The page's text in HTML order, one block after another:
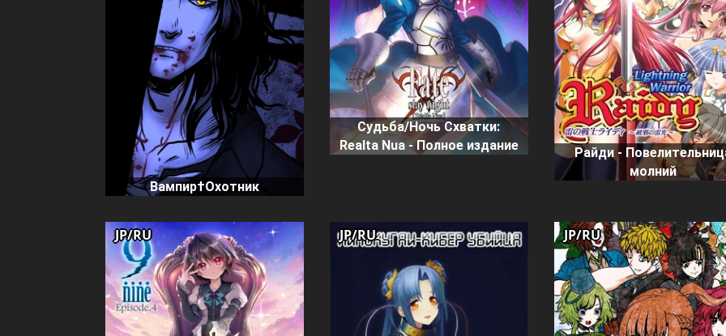
Вампир†Охотник
Судьба/Ночь Схватки:
Realta Nua - Полное издание
Райди -
молний
JP/RU JP/RU JP/RU